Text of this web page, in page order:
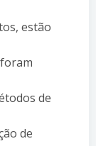
estão
de
de